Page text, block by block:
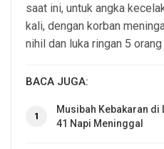
saat ini, untuk angka
kali, dengan korban
nihil dan luka ringan 5 orang
BACA JUGA:
1
Musibah Kebakaran di
41 Napi Meninggal